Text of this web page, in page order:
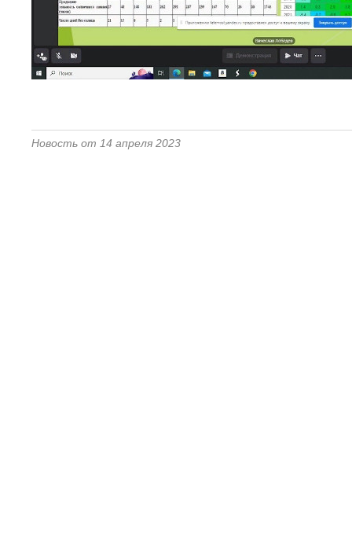
Новость от 14 апреля 2023